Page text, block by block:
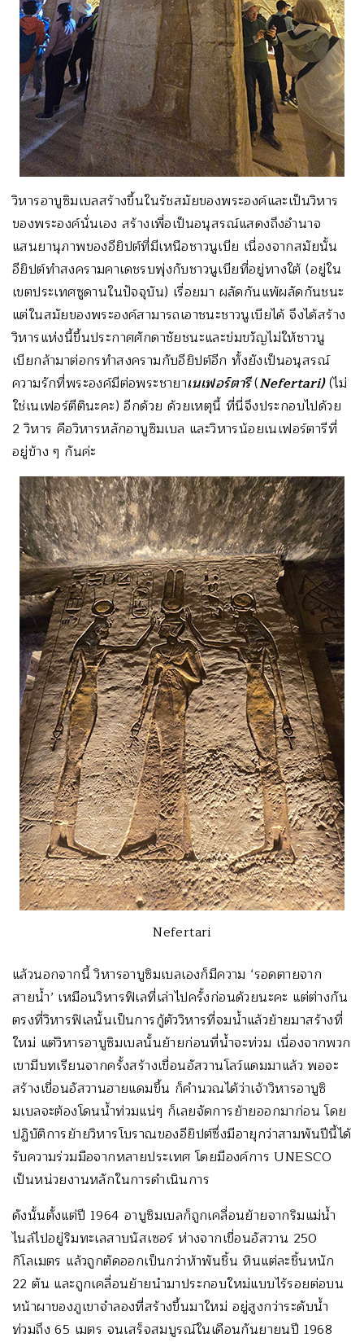
วิหารอาบูซิมเบลสร้างขึ้นในรัชสมัยของพระองค์และเป็นวิหาร
ของพระองค์นั่นเอง สร้างเพื่อเป็นอนุสรณ์แสดงถึงอำนาจ
แสนยานุภาพของอียิปต์ที่มีเหนือชาวนูเบีย เนื่องจากสมัยนั้น
อียิปต์ทำสงครามคาเดชรบพุ่งกับชาวนูเบียที่อยู่ทางใต้ (อยู่ใน
เขตประเทศซูดานในปัจจุบัน) เรื่อยมา ผลัดกันแพ้ผลัดกันชนะ
แต่ในสมัยของพระองค์สามารถเอาชนะชาวนูเบียได้ จึงได้สร้าง
วิหารแห่งนี้ขึ้นประกาศศักดาชัยชนะและข่มขวัญไม่ให้ชาวนู
เบียกล้ามาต่อกรทำสงครามกับอียิปต์อีก ทั้งยังเป็นอนุสรณ์
ความรักที่พระองค์มีต่อพระชายาเนเฟอร์ตารี(Nefertari)(ไม่
ใช่เนเฟอร์ตีตินะคะ) อีกด้วย ด้วยเหตุนี้ ที่นี่จึงประกอบไปด้วย
2 วิหาร คือวิหารหลักอาบูซิมเบล และวิหารน้อยเนเฟอร์ตารีที่
อยู่ข้าง ๆ กันค่ะ
Nefertari
แล้วนอกจากนี้ วิหารอาบูซิมเบลเองก็มีความ ‘รอดตายจาก
สายน้ำ’ เหมือนวิหารฟิเลที่เล่าไปครั้งก่อนด้วยนะคะ แต่ต่างกัน
ตรงที่วิหารฟิเลนั้นเป็นการกู้ตัววิหารที่จมน้ำแล้วย้ายมาสร้างที่
ใหม่ แต่วิหารอาบูซิมเบลนั้นย้ายก่อนที่น้ำจะท่วม เนื่องจากพวก
เขามีบทเรียนจากครั้งสร้างเขื่อนอัสวานโลว์แดมมาแล้ว พอจะ
สร้างเขื่อนอัสวานฮายแดมขึ้น ก็คำนวณได้ว่าเจ้าวิหารอาบูซิ
มเบลจะต้องโดนน้ำท่วมแน่ๆ ก็เลยจัดการย้ายออกมาก่อน โดย
ปฏิบัติการย้ายวิหารโบราณของอียิปต์ซึ่งมีอายุกว่าสามพันปีนี้ได้
รับความร่วมมือจากหลายประเทศ โดยมีองค์การ UNESCO
เป็นหน่วยงานหลักในการดำเนินการ
ดังนั้นตั้งแต่ปี 1964 อาบูซิมเบลก็ถูกเคลื่อนย้ายจากริมแม่น้ำ
ไนล์ไปอยู่ริมทะเลสาบนัสเซอร์ ห่างจากเขื่อนอัสวาน 250
กิโลเมตร แล้วถูกตัดออกเป็นกว่าห้าพันชิ้น หินแต่ละชิ้นหนัก
22 ตัน และถูกเคลื่อนย้ายนำมาประกอบใหม่แบบไร้รอยต่อบน
หน้าผาของภูเขาจำลองที่สร้างขึ้นมาใหม่ อยู่สูงกว่าระดับน้ำ
ท่วมถึง 65 เมตร จนเสร็จสมบูรณ์ในเดือนกันยายนปี 1968